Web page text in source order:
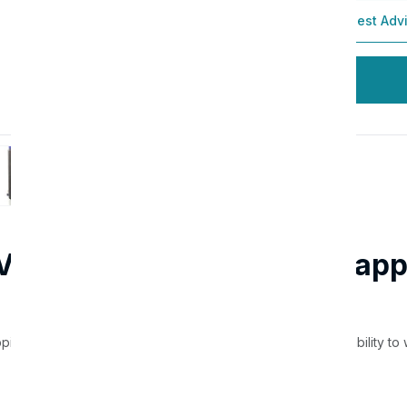
Reqest
Rotary Shrink
Machine is a modern packaging solution with the capability to